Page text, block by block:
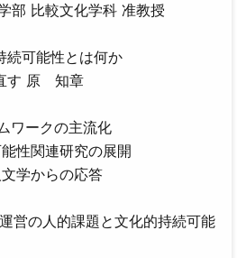
部 比較文化学科 准教授
可能性とは何か
す 原 知章
ークの主流化
性関連研究の展開
学からの応答
営の人的課題と文化的持続可能